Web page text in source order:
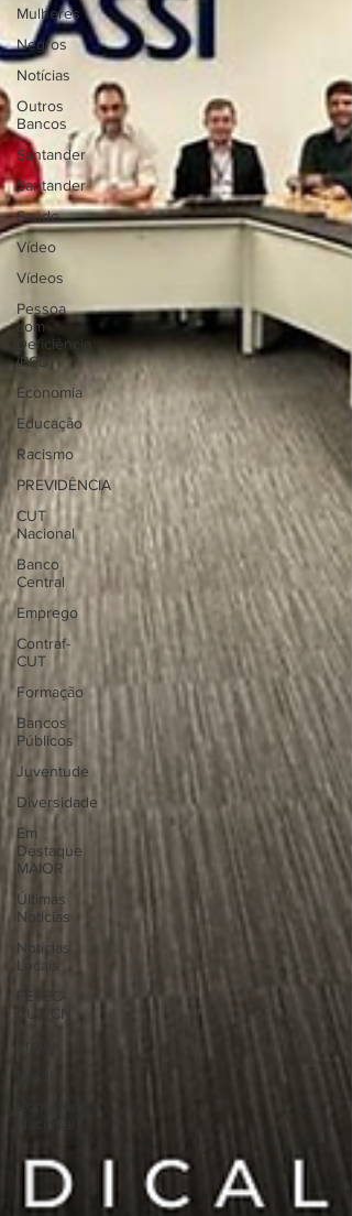
Mulheres
Negros
Notícias
Outros
Bancos
Santander
Santander
Saúde
Vídeo
Vídeos
Pessoa
com
Deficiência
(PCD)
Economia
Educação
Racismo
PREVIDÊNCIA
CUT
Nacional
Banco
Central
Emprego
Contraf-
CUT
Formação
Bancos
Públicos
Juventude
Diversidade
Em
Destaque
MAIOR
Últimas
Notícias
Notícias
Locais
CUT/CN
Conferência